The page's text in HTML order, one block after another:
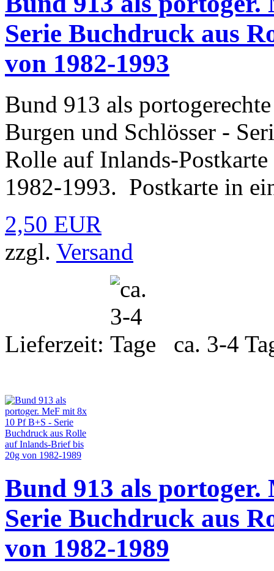
Serie Buchdruck aus
von 1982-1993
Bund 913 als
Burgen und Schlösser -
Rolle auf Inlands-
1982-1993. Postkarte in
2,50 EUR
zzgl. Versand
Lieferzeit: ca. 3-4
Bund 913 als portoger.
Serie Buchdruck aus
von 1982-1989